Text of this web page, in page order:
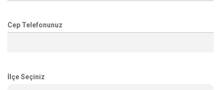
Cep Telefonunuz
İlçe Seçiniz